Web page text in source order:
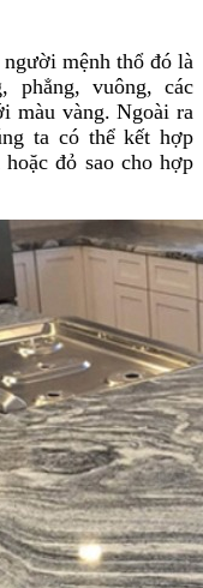
mệnh thổ đó là
phẳng, vuông, các
màu vàng. Ngoài ra
ta có thể kết hợp
đỏ sao cho hợp